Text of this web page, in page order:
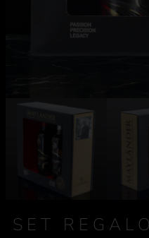
SET